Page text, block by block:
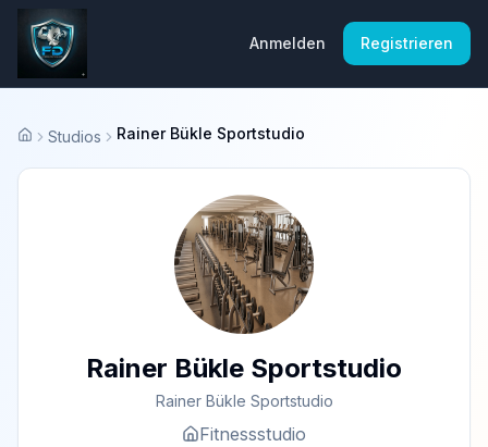
Anmelden Registrieren
Startseite
Studios Rainer Bükle Sportstudio
Rainer Bükle Sportstudio
Rainer Bükle Sportstudio
Fitnessstudio